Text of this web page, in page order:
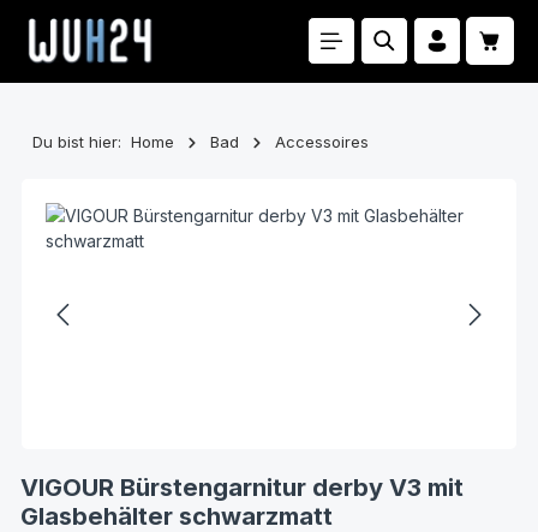
Zum Hauptinhalt springen
Du bist hier: Home Bad Accessoires
VIGOUR Bürstengarnitur derby V3 mit
Glasbehälter schwarzmatt